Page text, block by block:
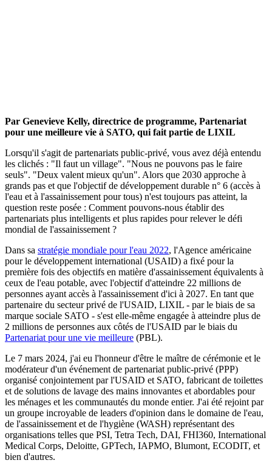
Par Genevieve Kelly, directrice de programme, Partenariat
pour une meilleure vie à SATO, qui fait partie de LIXIL
Lorsqu'il s'agit de partenariats public-privé, vous avez déjà entendu
les clichés : "Il faut un village". "Nous ne pouvons pas le faire
seuls". "Deux valent mieux qu'un". Alors que 2030 approche à
grands pas et que l'objectif de développement durable n° 6 (accès à
l'eau et à l'assainissement pour tous) n'est toujours pas atteint, la
question reste posée : Comment pouvons-nous établir des
partenariats plus intelligents et plus rapides pour relever le défi
mondial de l'assainissement ?
Dans sa stratégie mondiale pour l'eau 2022, l'Agence américaine
pour le développement international (USAID) a fixé pour la
première fois des objectifs en matière d'assainissement équivalents à
ceux de l'eau potable, avec l'objectif d'atteindre 22 millions de
personnes ayant accès à l'assainissement d'ici à 2027. En tant que
partenaire du secteur privé de l'USAID, LIXIL - par le biais de sa
marque sociale SATO - s'est elle-même engagée à atteindre plus de
2 millions de personnes aux côtés de l'USAID par le biais du
Partenariat pour une vie meilleure (PBL).
Le 7 mars 2024, j'ai eu l'honneur d'être le maître de cérémonie et le
modérateur d'un événement de partenariat public-privé (PPP)
organisé conjointement par l'USAID et SATO, fabricant de toilettes
et de solutions de lavage des mains innovantes et abordables pour
les ménages et les communautés du monde entier. J'ai été rejoint par
un groupe incroyable de leaders d'opinion dans le domaine de l'eau,
de l'assainissement et de l'hygiène (WASH) représentant des
organisations telles que PSI, Tetra Tech, DAI, FHI360, International
Medical Corps, Deloitte, GPTech, IAPMO, Blumont, ECODIT, et
bien d'autres.